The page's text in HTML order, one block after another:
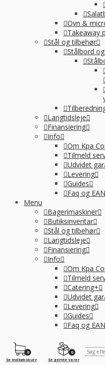
Ovn &
Takeaway
Stål og tilbehør
Stålbord
Langtidsleje
Finansiering
Info
Om Kpa
Tilmeld
Udvidet
Levering
Guides
Faq og EAN
Menu
Bagerimaskiner
Butiksinventar
Stål og tilbehør
Langtidsleje
Finansiering
Info
Om Kpa
Tilmeld
Catering+
Udvidet
Levering
Guides
Faq og EAN
0
Se gemte varer
0
Se indkøbskurv